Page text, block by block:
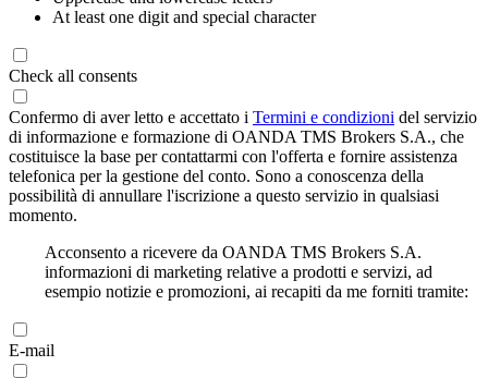
At least one digit and special character
Check all consents
Confermo di aver letto e accettato i Termini e condizioni del servizio
di informazione e formazione di OANDA TMS Brokers S.A., che
costituisce la base per contattarmi con l'offerta e fornire assistenza
telefonica per la gestione del conto. Sono a conoscenza della
possibilità di annullare l'iscrizione a questo servizio in qualsiasi
momento.
Acconsento a ricevere da OANDA TMS Brokers S.A.
informazioni di marketing relative a prodotti e servizi, ad
esempio notizie e promozioni, ai recapiti da me forniti tramite:
E-mail